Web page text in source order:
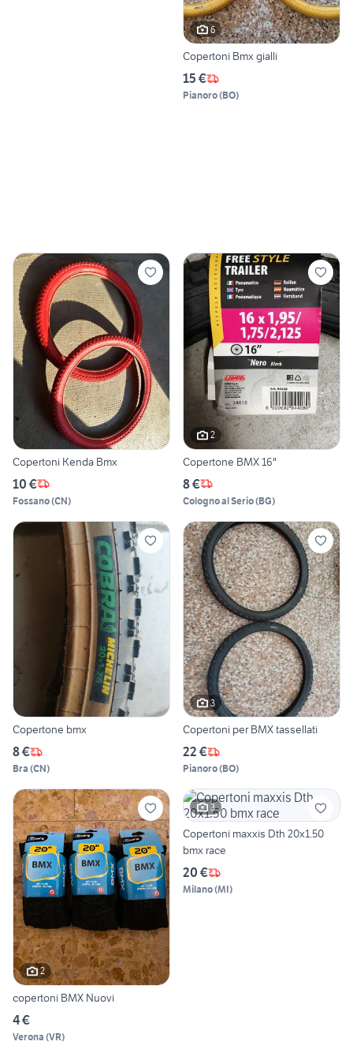
6
Copertoni Bmx gialli
15 €
Pianoro(BO)
Copertoni Kenda Bmx
10 €
Fossano(CN)
2
Copertone BMX 16"
8 €
Cologno al Serio(BG)
Copertone bmx
8 €
Bra (CN)
3
Copertoni per BMX tassellati
22 €
Pianoro(BO)
2
copertoni BMX Nuovi
4 €
Verona (VR)
3
Copertoni maxxis Dth 20x1.50
bmx race
20 €
Milano(MI)